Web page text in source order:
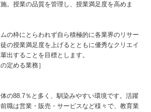
。授業の品質を管理し、授業満足度を高めま
の枠にとらわれず自ら積極的に各業界のリサー
の授業満足度を上げるとともに優秀なクリエイ
出することを目標とします。
定める業務］
の88.7％と多く、馴染みやすい環境です。活躍
職は営業・販売・サービスなど様々で、教育業